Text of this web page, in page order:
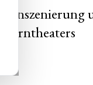
Inszenierung